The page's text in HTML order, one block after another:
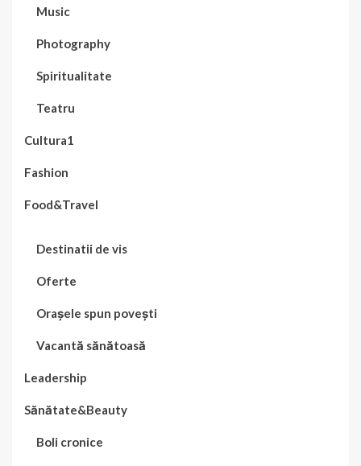
Music
Photography
Spiritualitate
Teatru
Cultura1
Fashion
Food&Travel
Destinatii de vis
Oferte
Orașele spun povești
Vacantă sănătoasă
Leadership
Sănătate&Beauty
Boli cronice